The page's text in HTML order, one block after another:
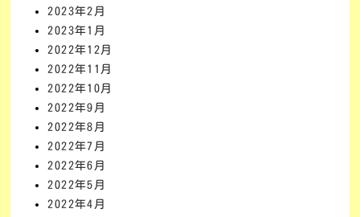
2023年2月
2023年1月
2022年12月
2022年11月
2022年10月
2022年9月
2022年8月
2022年7月
2022年6月
2022年5月
2022年4月